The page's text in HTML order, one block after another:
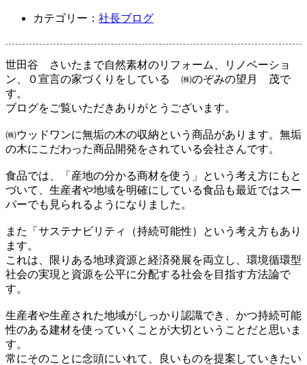
カテゴリー： 社長ブログ
世田谷 さいたまで自然素材のリフォーム、リノベーショ
ン、０宣言の家づくりをしている ㈱のぞみの望月 茂で
す。
ブログをご覧いただきありがとうございます。
㈱ウッドワンに無垢の木の収納という商品があります。無垢
の木にこだわった商品開発をされている会社さんです。
食品では、「産地の分かる商材を使う」という考え方にもと
づいて、生産者や地域を明確にしている食品も最近ではスー
パーでも見られるようになりました。
また「サステナビリティ（持続可能性）という考え方もあり
ます。
これは、限りある地球資源と経済発展を両立し、環境循環型
社会の実現と資源を公平に分配する社会を目指す方法論で
す。
生産者や生産された地域がしっかり認識でき、かつ持続可能
性のある建材を使っていくことが大切ということだと思いま
す。
常にそのことに念頭にいれて、良いものを提案していきたい